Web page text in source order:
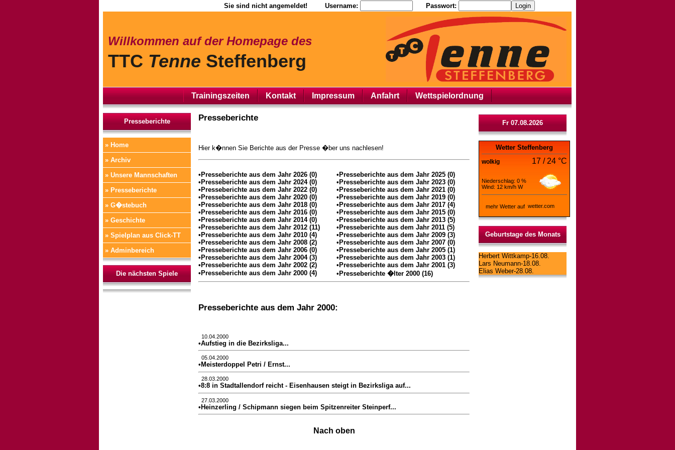
Sie sind nicht angemeldet! Username: Passwort:
Willkommen auf der Homepage des
TTC Tenne Steffenberg
Trainingszeiten Kontakt Impressum Anfahrt Wettspielordnung
Presseberichte
» Home
» Archiv
» Unsere Mannschaften
» Presseberichte
» G�stebuch
» Geschichte
» Spielplan aus Click-TT
» Adminbereich
Die nächsten Spiele
Presseberichte
Hier k�nnen Sie Berichte aus der Presse �ber uns nachlesen!
•Presseberichte aus dem Jahr 2026 (0)
•Presseberichte aus dem Jahr 2025 (0)
•Presseberichte aus dem Jahr 2024 (0)
•Presseberichte aus dem Jahr 2023 (0)
•Presseberichte aus dem Jahr 2022 (0)
•Presseberichte aus dem Jahr 2021 (0)
•Presseberichte aus dem Jahr 2020 (0)
•Presseberichte aus dem Jahr 2019 (0)
•Presseberichte aus dem Jahr 2018 (0)
•Presseberichte aus dem Jahr 2017 (4)
•Presseberichte aus dem Jahr 2016 (0)
•Presseberichte aus dem Jahr 2015 (0)
•Presseberichte aus dem Jahr 2014 (0)
•Presseberichte aus dem Jahr 2013 (5)
•Presseberichte aus dem Jahr 2012 (11)
•Presseberichte aus dem Jahr 2011 (5)
•Presseberichte aus dem Jahr 2010 (4)
•Presseberichte aus dem Jahr 2009 (3)
•Presseberichte aus dem Jahr 2008 (2)
•Presseberichte aus dem Jahr 2007 (0)
•Presseberichte aus dem Jahr 2006 (0)
•Presseberichte aus dem Jahr 2005 (1)
•Presseberichte aus dem Jahr 2004 (3)
•Presseberichte aus dem Jahr 2003 (1)
•Presseberichte aus dem Jahr 2002 (2)
•Presseberichte aus dem Jahr 2001 (3)
•Presseberichte aus dem Jahr 2000 (4)
•Presseberichte �lter 2000 (16)
Presseberichte aus dem Jahr 2000:
10.04.2000
•Aufstieg in die Bezirksliga...
05.04.2000
•Meisterdoppel Petri / Ernst...
28.03.2000
•8:8 in Stadtallendorf reicht - Eisenhausen steigt in Bezirksliga auf...
27.03.2000
•Heinzerling / Schipmann siegen beim Spitzenreiter Steinperf...
Nach oben
Fr 07.08.2026
Wetter Steffenberg
wolkig 17 / 24 °C
Niederschlag: 0 %
Wind: 12 km/h W
mehr Wetter auf
Geburtstage des Monats
Herbert Wittkamp-16.08.
Lars Neumann-18.08.
Elias Weber-28.08.